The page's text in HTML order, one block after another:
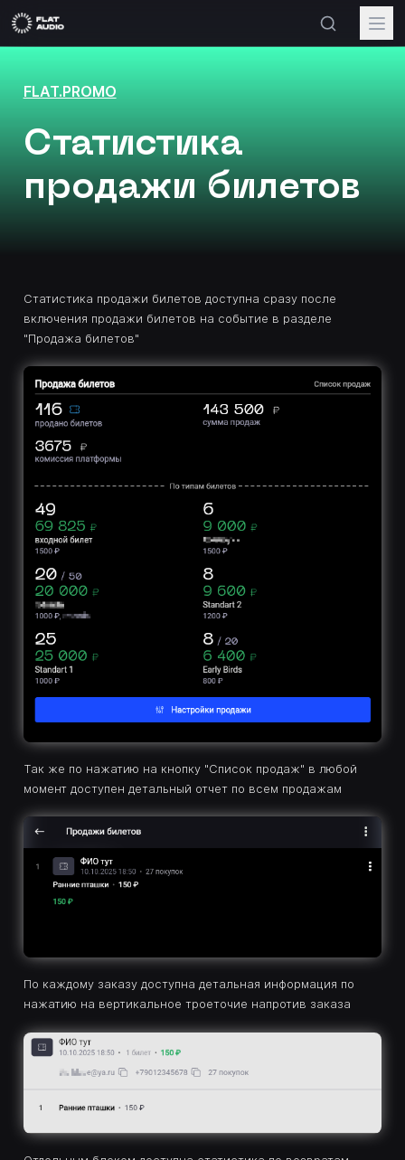
FLAT.PROMO
Статистика
продажи билетов
Статистика продажи билетов доступна сразу после
включения продажи билетов на событие в разделе
"Продажа билетов"
Так же по нажатию на кнопку "Список продаж" в любой
момент доступен детальный отчет по всем продажам
По каждому заказу доступна детальная информация по
нажатию на вертикальное троеточие напротив заказа